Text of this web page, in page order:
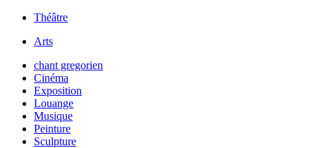
Théâtre
Arts
chant gregorien
Cinéma
Exposition
Louange
Musique
Peinture
Sculpture